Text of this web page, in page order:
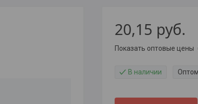
20,15 руб.
Показать оптовые цены
В наличии